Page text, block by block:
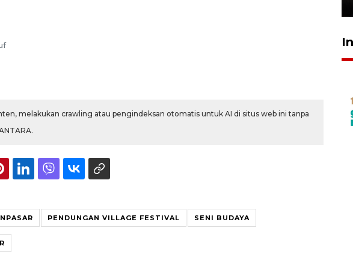
melakukan crawling atau pengindeksan otomatis untuk AI di situs web ini tanpa
PENDUNGAN VILLAGE FESTIVAL SENI BUDAYA